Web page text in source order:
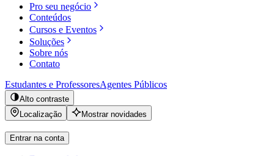
Pro seu negócio
Conteúdos
Cursos e Eventos
Soluções
Sobre nós
Contato
Estudantes e ProfessoresAgentes Públicos
Alto contraste
Localização
Mostrar novidades
Entrar na conta